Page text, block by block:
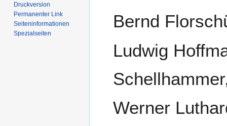
Bernd
Ludwig
Werner
Druckversion
Permanenter Link
Seiten­­informationen
Spezialseiten